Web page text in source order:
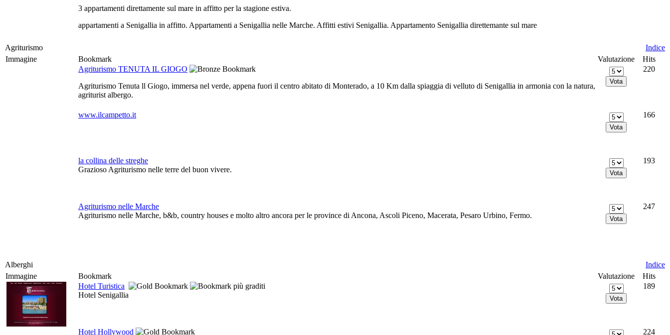
3 appartamenti direttamente sul mare in affitto per la stagione estiva.
appartamenti a Senigallia in affitto. Appartamenti a Senigallia nelle Marche. Affitti estivi Senigallia. Appartamento Senigallia direttemante sul mare
Agriturismo
Indice
Immagine
Bookmark Valutazione
Hits
Agriturismo TENUTA IL GIOGO
Agriturismo Tenuta ll Giogo, immersa nel verde, appena fuori il centro abitato di Monterado, a 10 Km dalla spiaggia di velluto di Senigallia in armonia con la natura,
agriturist albergo.
220
www.ilcampetto.it 166
la collina delle streghe
Grazioso Agriturismo nelle terre del buon vivere.
193
Agriturismo nelle Marche
Agriturismo nelle Marche, b&b, country houses e molto altro ancora per le province di Ancona, Ascoli Piceno, Macerata, Pesaro Urbino, Fermo.
247
Alberghi
Indice
Immagine
Bookmark Valutazione
Hits
Hotel Turistica
Hotel Senigallia
189
Hotel Hollywood
224